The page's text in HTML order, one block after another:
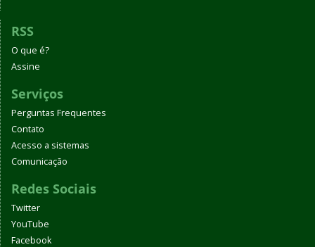
RSS
O que é?
Assine
Serviços
Perguntas Frequentes
Contato
Acesso a sistemas
Comunicação
Redes Sociais
Twitter
YouTube
Facebook